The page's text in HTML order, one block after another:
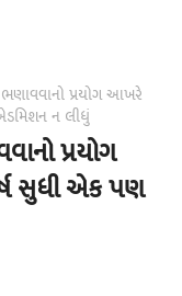
પ્રયોગ આખરે
ન લીધું
પ્રયોગ
સુધી એક પણ